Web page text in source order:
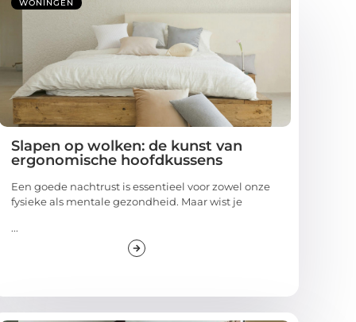
WONINGEN
Slapen op wolken: de kunst van
ergonomische hoofdkussens
Een goede nachtrust is essentieel voor zowel onze
fysieke als mentale gezondheid. Maar wist je
...